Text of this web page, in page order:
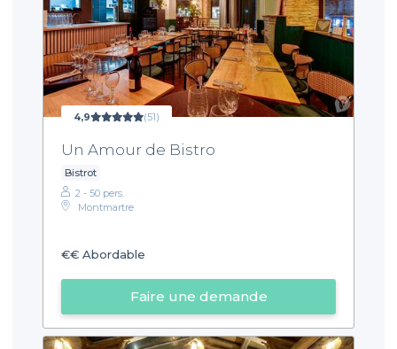
4,9 (51)
Un Amour de Bistro
Bistrot
2 - 50 pers.
Montmartre
€€ Abordable
Faire une demande